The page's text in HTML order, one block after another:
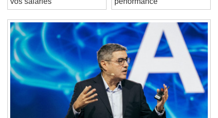
Loaded:0%
Stream TypeLIVE
Seek to live, currently behind live
LIVE
Remaining Time
0:00
1x
Playback Rate
Chapters
Chapters
Descriptions
vos salariés
performance